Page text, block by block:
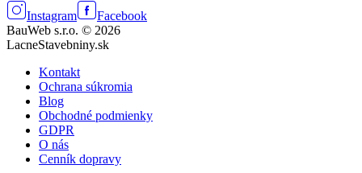
Instagram
Facebook
BauWeb s.r.o. © 2026
LacneStavebniny.sk
Kontakt
Ochrana súkromia
Blog
Obchodné podmienky
GDPR
O nás
Cenník dopravy